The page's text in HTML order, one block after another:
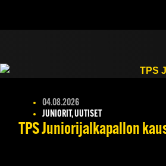
04.08.2026
JUNIORIT, UUTISET
TPS Juniorijalkapallon